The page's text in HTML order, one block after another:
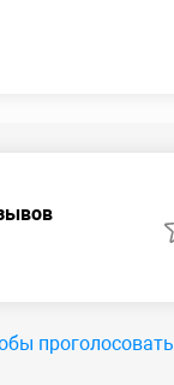
проголосовать